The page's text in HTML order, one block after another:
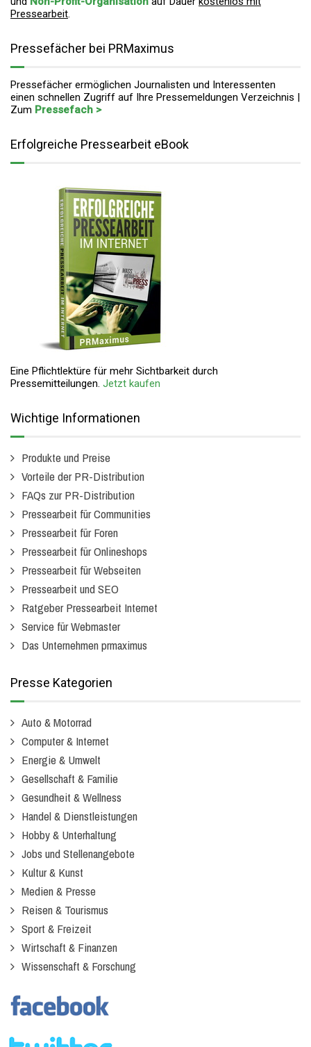
Pressearbeit.
Pressefächer bei PRMaximus
Pressefächer ermöglichen Journalisten und Interessenten
einen schnellen Zugriff auf Ihre Pressemeldungen Verzeichnis |
Zum Pressefach >
Erfolgreiche Pressearbeit eBook
Eine Pflichtlektüre für mehr Sichtbarkeit durch
Pressemitteilungen. Jetzt kaufen
Wichtige Informationen
Produkte und Preise
Vorteile der PR-Distribution
FAQs zur PR-Distribution
Pressearbeit für Communities
Pressearbeit für Foren
Pressearbeit für Onlineshops
Pressearbeit für Webseiten
Pressearbeit und SEO
Ratgeber Pressearbeit Internet
Service für Webmaster
Das Unternehmen prmaximus
Presse Kategorien
Auto & Motorrad
Computer & Internet
Energie & Umwelt
Gesellschaft & Familie
Gesundheit & Wellness
Handel & Dienstleistungen
Hobby & Unterhaltung
Jobs und Stellenangebote
Kultur & Kunst
Medien & Presse
Reisen & Tourismus
Sport & Freizeit
Wirtschaft & Finanzen
Wissenschaft & Forschung